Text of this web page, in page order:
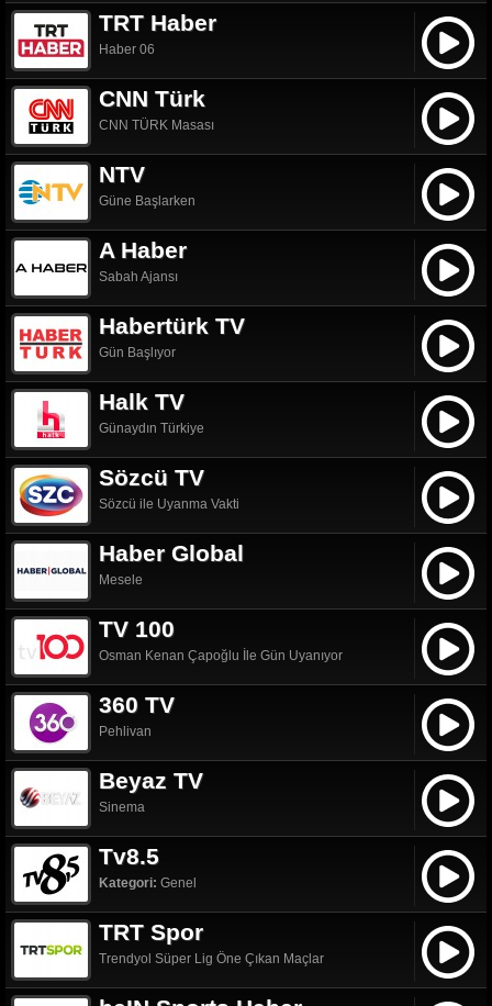
TRT Haber
Haber 06
CNN Türk
CNN TÜRK Masası
NTV
Güne Başlarken
A Haber
Sabah Ajansı
Habertürk TV
Gün Başlıyor
Halk TV
Günaydın Türkiye
Sözcü TV
Sözcü ile Uyanma Vakti
Haber Global
Mesele
TV 100
Osman Kenan Çapoğlu İle Gün Uyanıyor
360 TV
Pehlivan
Beyaz TV
Sinema
Tv8.5
Kategori: Genel
TRT Spor
Trendyol Süper Lig Öne Çıkan Maçlar